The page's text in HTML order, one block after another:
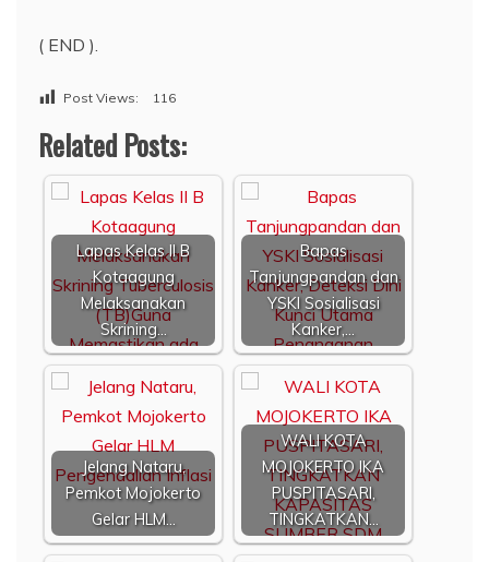
( END ).
Post Views: 116
Related Posts:
Lapas Kelas II B
Kotaagung
Melaksanakan
Skrining…
Bapas
Tanjungpandan dan
YSKI Sosialisasi
Kanker,…
Jelang Nataru,
Pemkot Mojokerto
Gelar HLM…
WALI KOTA
MOJOKERTO IKA
PUSPITASARI,
TINGKATKAN…